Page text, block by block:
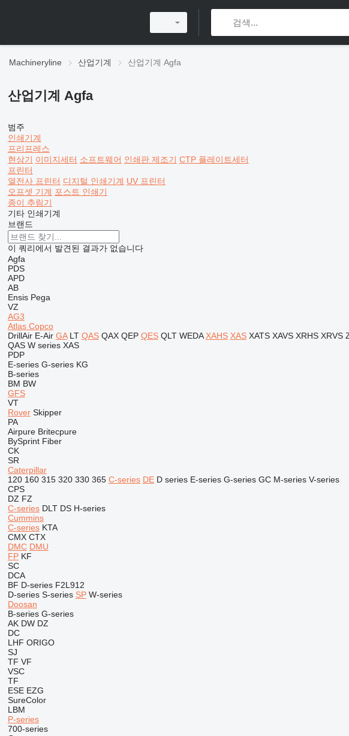
Machineryline 산업기계 산업기계 Agfa
산업기계 Agfa
범주
인쇄기계
프리프레스
현상기 이미지세터 소프트웨어 인쇄판 제조기 CTP 플레이트세터
프린터
열전사 프린터 디지털 인쇄기계 UV 프린터
오프셋 기계 포스트 인쇄기
종이 추림기
기타 인쇄기계
브랜드
이 쿼리에서 발견된 결과가 없습니다
Agfa
PDS
APD
AB
Ensis Pega
VZ
AG3
Atlas Copco
DrillAir E-Air GA LT QAS QAX QEP QES QLT WEDA XAHS XAS XATS XAVS XRHS XRVS
QAS W series XAS
PDP
E-series G-series KG
B-series
BM BW
GFS
VT
Rover Skipper
PA
Airpure Britecpure
BySprint Fiber
CK
SR
Caterpillar
120 160 315 320 330 365 C-series DE D series E-series G-series GC M-series V-series
CPS
DZ FZ
C-series DLT DS H-series
Cummins
C-series KTA
CMX CTX
DMC DMU
FP KF
SC
DCA
BF D-series F2L912
D-series S-series SP W-series
Doosan
B-series G-series
AK DW DZ
DC
LHF ORIGO
SJ
TF VF
VSC
TF
ESE EZG
SureColor
LBM
P-series
700-series